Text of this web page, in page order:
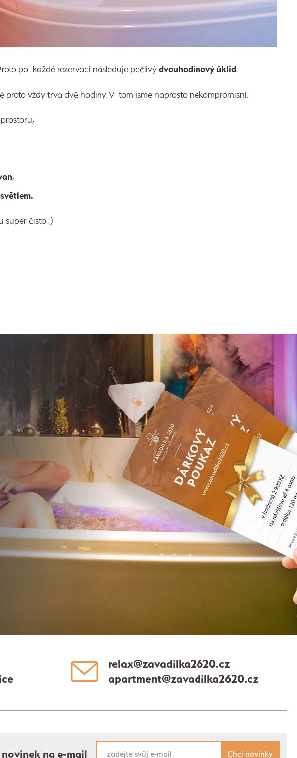
po každé rezervaci následuje pečlivýdvouhodinový úklid.
proto vždy trvá dvě hodiny. V tom jsme naprosto nekompromisní.
,
super čisto :)
relax@zavadilka2620.cz
apartment@zavadilka2620.cz
na e-mail Chci novinky